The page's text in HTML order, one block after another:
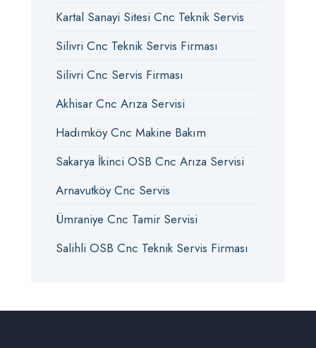
Kartal Sanayi Sitesi Cnc Teknik Servis
Silivri Cnc Teknik Servis Firması
Silivri Cnc Servis Firması
Akhisar Cnc Arıza Servisi
Hadımköy Cnc Makine Bakım
Sakarya İkinci OSB Cnc Arıza Servisi
Arnavutköy Cnc Servis
Ümraniye Cnc Tamir Servisi
Salihli OSB Cnc Teknik Servis Firması